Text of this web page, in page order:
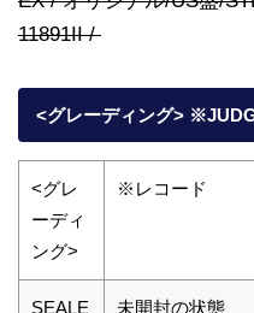
11891II /
<グレーディング>
<グレ
ーディ
ング>
※レコード
SEALE
未開封の状態